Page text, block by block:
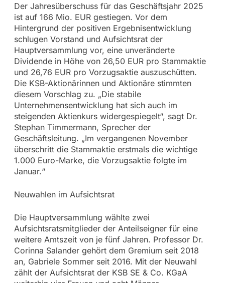
Der Jahresüberschuss für das Geschäftsjahr 2025
ist auf 166 Mio. EUR gestiegen. Vor dem
Hintergrund der positiven Ergebnisentwicklung
schlugen Vorstand und Aufsichtsrat der
Hauptversammlung vor, eine unveränderte
Dividende in Höhe von 26,50 EUR pro Stammaktie
und 26,76 EUR pro Vorzugsaktie auszuschütten.
Die KSB-Aktionärinnen und Aktionäre stimmten
diesem Vorschlag zu. „Die stabile
Unternehmensentwicklung hat sich auch im
steigenden Aktienkurs widergespiegelt“, sagt Dr.
Stephan Timmermann, Sprecher der
Geschäftsleitung. „Im vergangenen November
überschritt die Stammaktie erstmals die wichtige
1.000 Euro-Marke, die Vorzugsaktie folgte im
Januar.“
Neuwahlen im Aufsichtsrat
Die Hauptversammlung wählte zwei
Aufsichtsratsmitglieder der Anteilseigner für eine
weitere Amtszeit von je fünf Jahren. Professor Dr.
Corinna Salander gehört dem Gremium seit 2018
an, Gabriele Sommer seit 2016. Mit der Neuwahl
zählt der Aufsichtsrat der KSB SE & Co. KGaA